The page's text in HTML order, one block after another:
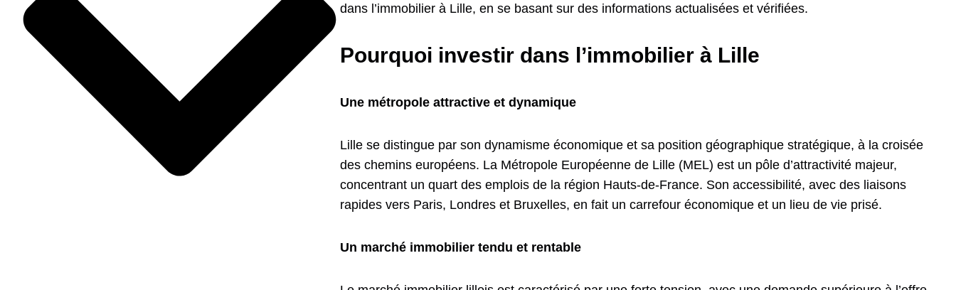
dans l’immobilier à Lille, en se basant sur des informations actualisées et vérifiées.
Pourquoi investir dans l’immobilier à Lille
Une métropole attractive et dynamique
Lille se distingue par son dynamisme économique et sa position géographique stratégique, à la croisée
des chemins européens. La Métropole Européenne de Lille (MEL) est un pôle d’attractivité majeur,
concentrant un quart des emplois de la région Hauts-de-France. Son accessibilité, avec des liaisons
rapides vers Paris, Londres et Bruxelles, en fait un carrefour économique et un lieu de vie prisé.
Un marché immobilier tendu et rentable